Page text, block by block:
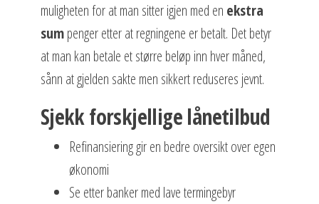
muligheten for at man sitter igjen med en ekstra
sumpenger etter at regningene er betalt. Det betyr
at man kan betale et større beløp inn hver måned,
sånn at gjelden sakte men sikkert reduseres jevnt.
Sjekk forskjellige lånetilbud
Refinansiering gir en bedre oversikt over egen
økonomi
Se etter banker med lave termingebyr